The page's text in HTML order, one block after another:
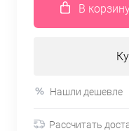
В
Нашли дешевле
Рассчитать